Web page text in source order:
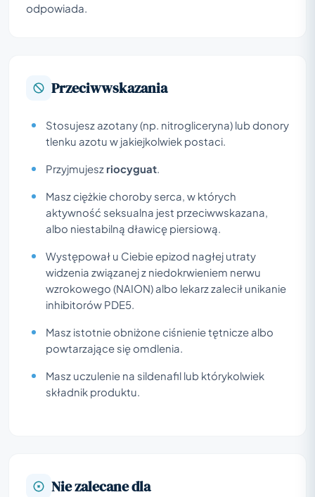
odpowiada.
Przeciwwskazania
Stosujesz azotany (np. nitrogliceryna) lub donory
tlenku azotu w jakiejkolwiek postaci.
Przyjmujesz riocyguat
Masz ciężkie choroby serca, w których
aktywność seksualna jest przeciwwskazana,
albo niestabilną dławicę piersiową.
Występował u Ciebie epizod nagłej utraty
widzenia związanej z niedokrwieniem nerwu
wzrokowego (NAION) albo lekarz zalecił unikanie
inhibitorów PDE5.
Masz istotnie obniżone ciśnienie tętnicze albo
powtarzające się omdlenia.
Masz uczulenie na sildenafil lub którykolwiek
składnik produktu.
Nie zalecane dla